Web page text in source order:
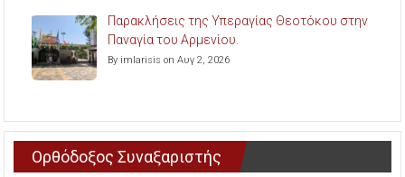
Παρακλήσεις της Υπεραγίας Θεοτόκου στην
Παναγία του Αρμενίου.
By imlarisis on Αυγ 2, 2026
Ορθόδοξος Συναξαριστής